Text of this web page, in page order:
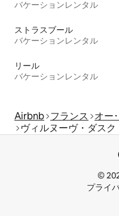
バケーションレンタル
ストラスブール
バケーションレンタル
リール
バケーションレンタル
Airbnb フランス オー
ヴィルヌーヴ・ダスク
©
プライ